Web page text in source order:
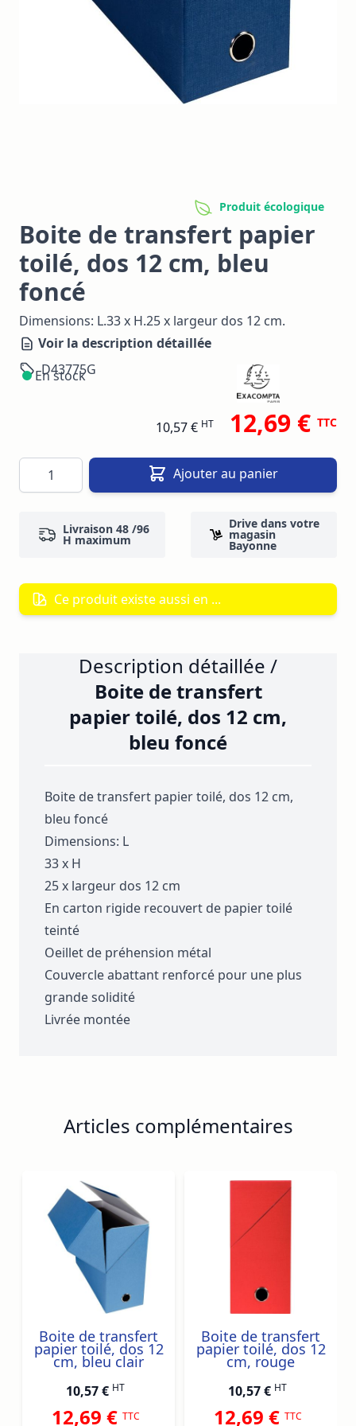
Produit écologique
Boite de transfert papier
toilé, dos 12 cm, bleu
foncé
Dimensions: L.33 x H.25 x largeur dos 12 cm.
Voir la description détaillée
D43775G
En stock
10,57 € HT 12,69 € TTC
Quantité Ajouter au panier
Livraison 48 /96
H maximum
Drive dans votre
magasin
Bayonne
Ce produit existe aussi en ...
Description détaillée /
Boite de transfert
papier toilé, dos 12 cm,
bleu foncé
Boite de transfert papier toilé, dos 12 cm,
bleu foncé
Dimensions: L
33 x H
25 x largeur dos 12 cm
En carton rigide recouvert de papier toilé
teinté
Oeillet de préhension métal
Couvercle abattant renforcé pour une plus
grande solidité
Livrée montée
Articles complémentaires
Navigating through the elements of the carousel is
Press to skip carousel
Press to go to carousel navigation
Boite de transfert
papier toilé, dos 12
cm, bleu clair
10,57 € HT
12,69 € TTC
Boite de transfert
papier toilé, dos 12
cm, rouge
10,57 € HT
12,69 € TTC